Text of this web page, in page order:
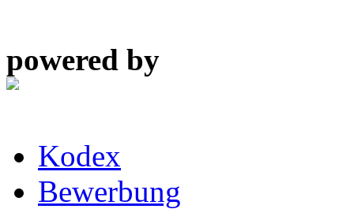
powered by
Kodex
Bewerbung